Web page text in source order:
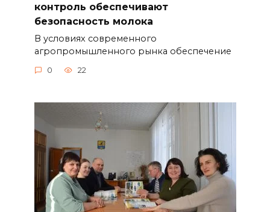
контроль обеспечивают
безопасность молока
В условиях современного
агропромышленного рынка обеспечение
0 22